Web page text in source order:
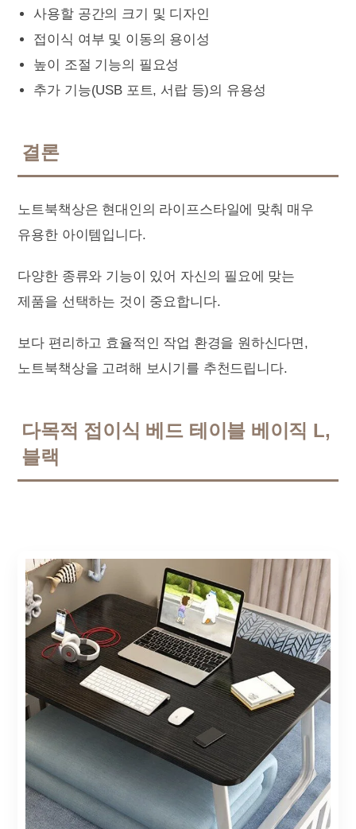
사용할 공간의 크기 및 디자인
접이식 여부 및 이동의 용이성
높이 조절 기능의 필요성
추가 기능(USB 포트, 서랍 등)의 유용성
결론
노트북책상은 현대인의 라이프스타일에 맞춰 매우
유용한 아이템입니다.
다양한 종류와 기능이 있어 자신의 필요에 맞는
제품을 선택하는 것이 중요합니다.
보다 편리하고 효율적인 작업 환경을 원하신다면,
노트북책상을 고려해 보시기를 추천드립니다.
다목적 접이식 베드 테이블 베이직 L,
블랙